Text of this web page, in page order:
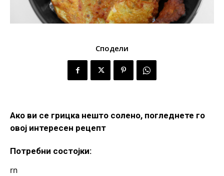
Сподели
Ако ви се грицка нешто солено, погледнете го
овој интересен рецепт
Потребни состојки:
rn